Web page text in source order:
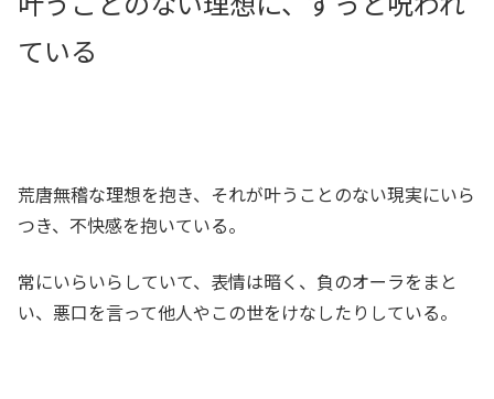
ている
荒唐無稽な理想を抱き、それが叶うことのない現実にいら
つき、不快感を抱いている。
常にいらいらしていて、表情は暗く、負のオーラをまと
い、悪口を言って他人やこの世をけなしたりしている。